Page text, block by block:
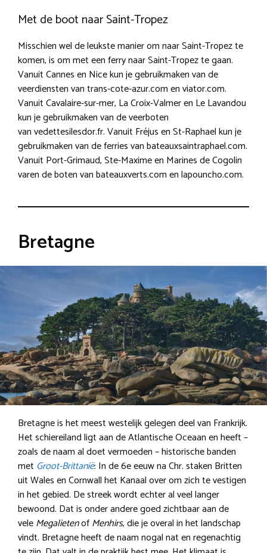
Met de boot naar Saint-Tropez
Misschien wel de leukste manier om naar Saint-Tropez te
komen, is om met een ferry naar Saint-Tropez te gaan.
Vanuit Cannes en Nice kun je gebruikmaken van de
veerdiensten van trans-cote-azur.com en viator.com.
Vanuit Cavalaire-sur-mer, La Croix-Valmer en Le Lavandou
kun je gebruikmaken van de veerboten
van vedettesilesdor.fr. Vanuit Fréjus en St-Raphael kun je
gebruikmaken van de ferries van bateauxsaintraphael.com.
Vanuit Port-Grimaud, Ste-Maxime en Marines de Cogolin
varen de boten van bateauxverts.com en lapouncho.com.
Bretagne
Bretagne is het meest westelijk gelegen deel van Frankrijk.
Het schiereiland ligt aan de Atlantische Oceaan en heeft –
zoals de naam al doet vermoeden – historische banden
met Groot-Brittanië: In de 6e eeuw na Chr. staken Britten
uit Wales en Cornwall het Kanaal over om zich te vestigen
in het gebied. De streek wordt echter al veel langer
bewoond. Dat is onder andere goed zichtbaar aan de
veleMegalietenofMenhirs, die je overal in het landschap
vindt. Bretagne heeft de naam nogal nat en regenachtig